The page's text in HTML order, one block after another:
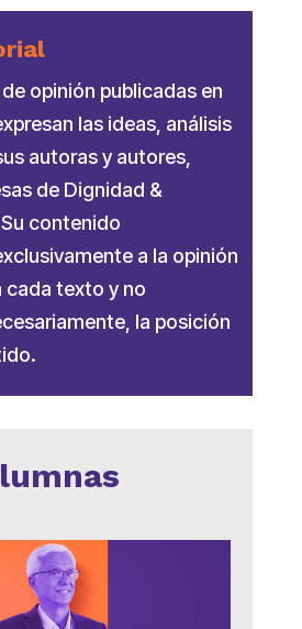
opinión publicadas en
las ideas, análisis
autoras y autores,
de Dignidad &
contenido
a la opinión
cada texto y no
la posición